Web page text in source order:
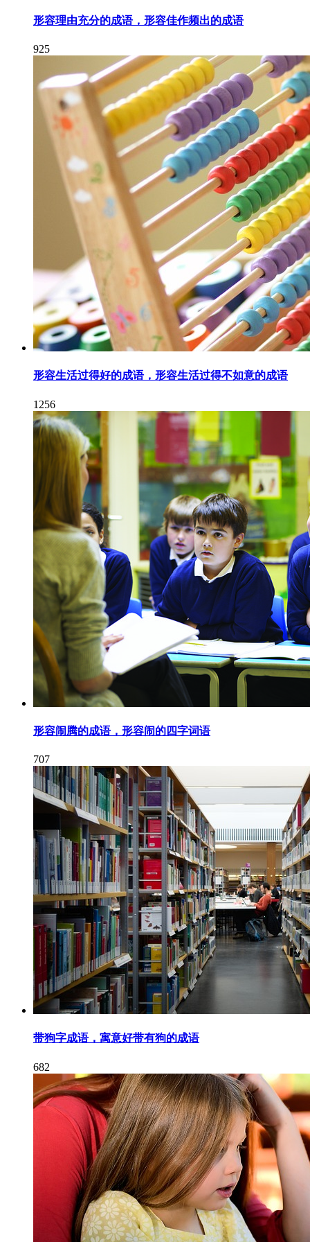
形容理由充分的成语，形容佳作频出的成语
925
形容生活过得好的成语，形容生活过得不如意的成语
1256
形容闹腾的成语，形容闹的四字词语
707
带狗字成语，寓意好带有狗的成语
682